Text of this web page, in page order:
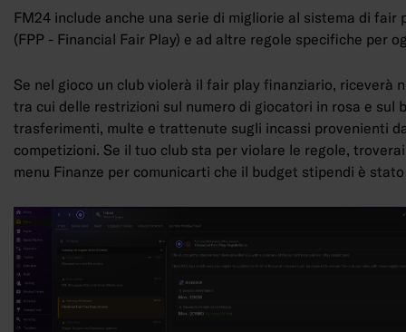
FM24 include anche una serie di migliorie al sistema di fair
(FPP - Financial Fair Play) e ad altre regole specifiche per
Se nel gioco un club violerà il fair play finanziario, riceverà
tra cui delle restrizioni sul numero di giocatori in rosa e sul
trasferimenti, multe e trattenute sugli incassi provenienti
competizioni. Se il tuo club sta per violare le regole,
menu Finanze per comunicarti che il budget stipendi è